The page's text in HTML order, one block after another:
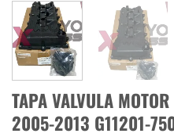
TAPA VALVULA
2005-2013 G11201-